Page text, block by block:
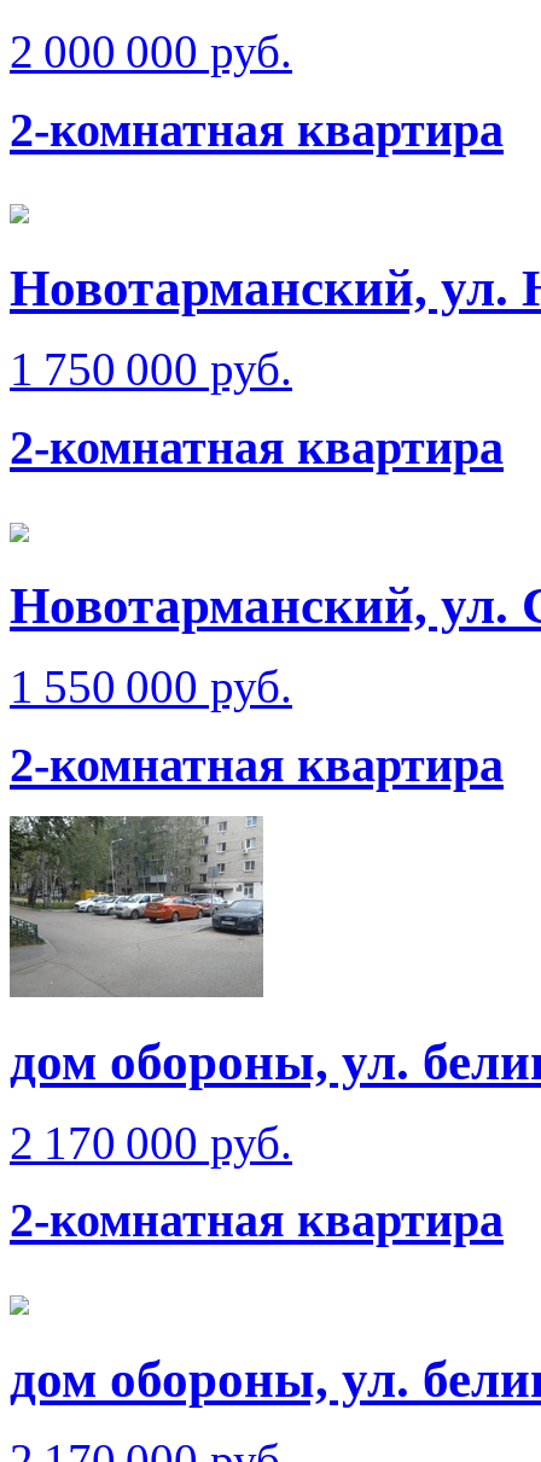
2 000 000 руб.
2-комнатная квартира
Новотарманский,
1 750 000 руб.
2-комнатная квартира
Новотарманский, ул.
1 550 000 руб.
2-комнатная квартира
дом обороны, ул.
2 170 000 руб.
2-комнатная квартира
дом обороны, ул.